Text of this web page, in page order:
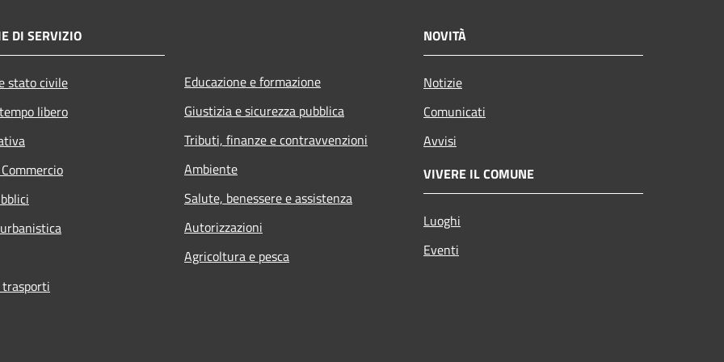
DI SERVIZIO
stato civile
libero
Educazione e formazione
Giustizia e sicurezza pubblica
Tributi, finanze e contravvenzioni
Ambiente
Salute, benessere e assistenza
Autorizzazioni
Agricoltura e pesca
NOVITÀ
Notizie
Comunicati
Avvisi
VIVERE IL COMUNE
Luoghi
Eventi